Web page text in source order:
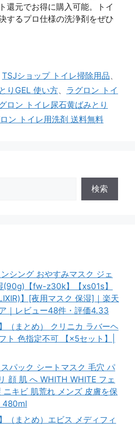
還元でお得に購入可能。トイ
するプロ仕様の洗浄剤をぜひ
TSJショップ トイレ掃除用品、
りGEL 使い方、 ラグロン トイ
ロン トイレ尿石黄ばみとり
ン トイレ用洗剤 送料無料
検索
シング おやすみマスク ジェ
(90g)【fw-z30k】【xs01s】
】[夜用マスク 保湿]｜楽天
｜レビュー48件・評価4.33
（まとめ） クリニカ ラバーヘ
ト 色指定不可 【×5セット】|
パック シートマスク 毛穴 パ
顔 肌 へ WHITH WHITE フェ
ニキビ 肌荒れ メンズ 皮膚を保
480ml
（まとめ）エビス メディフィ